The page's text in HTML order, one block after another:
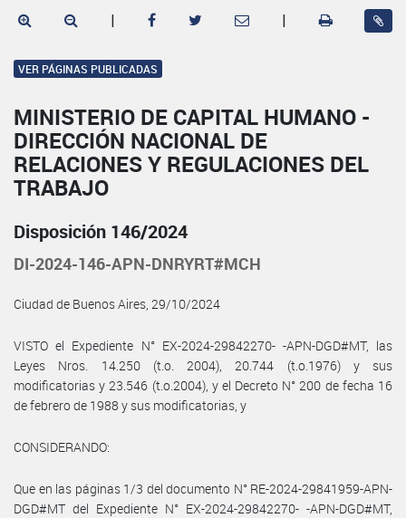
| |
VER PÁGINAS PUBLICADAS
MINISTERIO DE CAPITAL HUMANO -
DIRECCIÓN NACIONAL DE
RELACIONES Y REGULACIONES DEL
TRABAJO
Disposición 146/2024
DI-2024-146-APN-DNRYRT#MCH
Ciudad de Buenos Aires, 29/10/2024
VISTO el Expediente N° EX-2024-29842270- -APN-DGD#MT, las
Leyes Nros. 14.250 (t.o. 2004), 20.744 (t.o.1976) y sus
modificatorias y 23.546 (t.o.2004), y el Decreto N° 200 de fecha 16
de febrero de 1988 y sus modificatorias, y
CONSIDERANDO:
Que en las páginas 1/3 del documento N° RE-2024-29841959-APN-
DGD#MT del Expediente N° EX-2024-29842270- -APN-DGD#MT,